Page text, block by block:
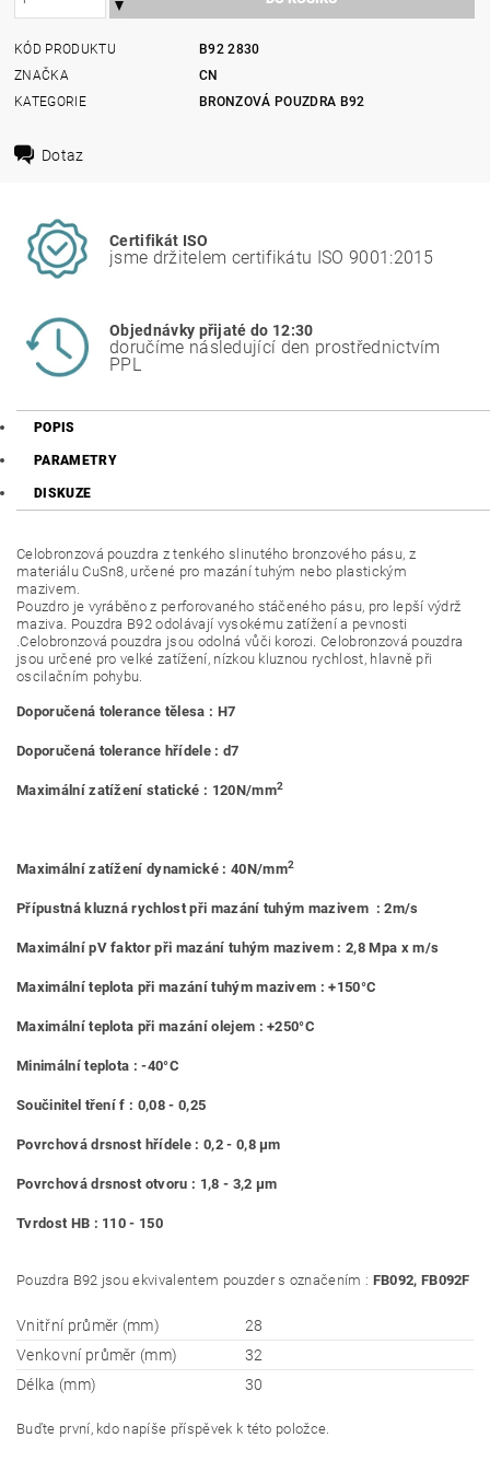
KÓD PRODUKTU
B92 2830
ZNAČKA
CN
KATEGORIE
BRONZOVÁ POUZDRA B92
Dotaz
Certifikát ISO
jsme držitelem certifikátu ISO 9001:2015
Objednávky přijaté do 12:30
doručíme následující den prostřednictvím
PPL
POPIS
PARAMETRY
DISKUZE
Celobronzová pouzdra z tenkého slinutého bronzového pásu, z
materiálu CuSn8, určené pro mazání tuhým nebo plastickým
mazivem.
Pouzdro je vyráběno z perforovaného stáčeného pásu, pro lepší výdrž
maziva. Pouzdra B92 odolávají vysokému zatížení a pevnosti
.Celobronzová pouzdra jsou odolná vůči korozi. Celobronzová pouzdra
jsou určené pro velké zatížení, nízkou kluznou rychlost, hlavně při
oscilačním pohybu.
Doporučená tolerance tělesa : H7
Doporučená tolerance hřídele : d7
Maximální zatížení statické : 120N/mm2
Maximální zatížení dynamické : 40N/mm2
Přípustná kluzná rychlost při mazání tuhým mazivem : 2m/s
Maximální pV faktor při mazání tuhým mazivem : 2,8 Mpa x m/s
Maximální teplota při mazání tuhým mazivem : +150°C
Maximální teplota při mazání olejem : +250°C
Minimální teplota : -40°C
Součinitel tření f : 0,08 - 0,25
Povrchová drsnost hřídele : 0,2 - 0,8 μm
Povrchová drsnost otvoru : 1,8 - 3,2 μm
Tvrdost HB : 110 - 150
Pouzdra B92 jsou ekvivalentem pouzder s označením : FB092, FB092F
Vnitřní průměr (mm)
28
Venkovní průměr (mm)
32
Délka (mm)
30
Buďte první, kdo napíše příspěvek k této položce.